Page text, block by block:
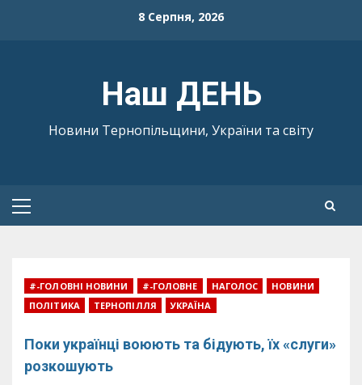
8 Серпня, 2026
Наш ДЕНЬ
Новини Тернопільщини, України та світу
Primary
#-ГОЛОВНІ НОВИНИ #-ГОЛОВНЕ НАГОЛОС
НОВИНИ
ПОЛІТИКА
ТЕРНОПІЛЛЯ УКРАЇНА
Поки українці воюють та бідують, їх «слуги»
розкошують